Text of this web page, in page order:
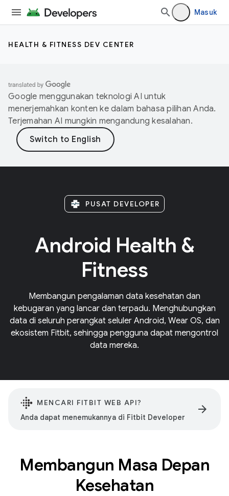
Masuk
HEALTH & FITNESS DEV CENTER
Google menggunakan teknologi AI untuk
menerjemahkan konten ke dalam bahasa pilihan Anda.
Terjemahan AI mungkin mengandung kesalahan.
PUSAT DEVELOPER
Android Health &
Fitness
Membangun pengalaman data kesehatan dan
kebugaran yang lancar dan terpadu. Menghubungkan
data di seluruh perangkat seluler Android, Wear OS, dan
ekosistem Fitbit, sehingga pengguna dapat mengontrol
data mereka.
MENCARI FITBIT WEB API?
Anda dapat menemukannya di Fitbit Developer
arrow_forward
Membangun Masa Depan
Kesehatan